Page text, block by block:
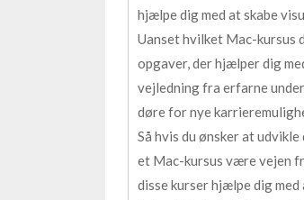
hjælpe dig med at skabe
Uanset hvilket Mac-kursus
opgaver, der hjælper dig
vejledning fra erfarne
døre for nye
Så hvis du ønsker at
et Mac-kursus være vejen
disse kurser hjælpe dig